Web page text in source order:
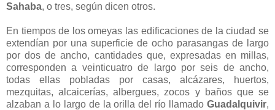
Sahaba, o tres, según dicen otros.
En tiempos de los omeyas las edificaciones de la ciudad se
extendían por una superficie de ocho parasangas de largo
por dos de ancho, cantidades que, expresadas en millas,
corresponden a veinticuatro de largo por seis de ancho,
todas ellas pobladas por casas, alcázares, huertos,
mezquitas, alcaicerías, albergues, zocos y baños que se
alzaban a lo largo de la orilla del río llamado Guadalquivir,